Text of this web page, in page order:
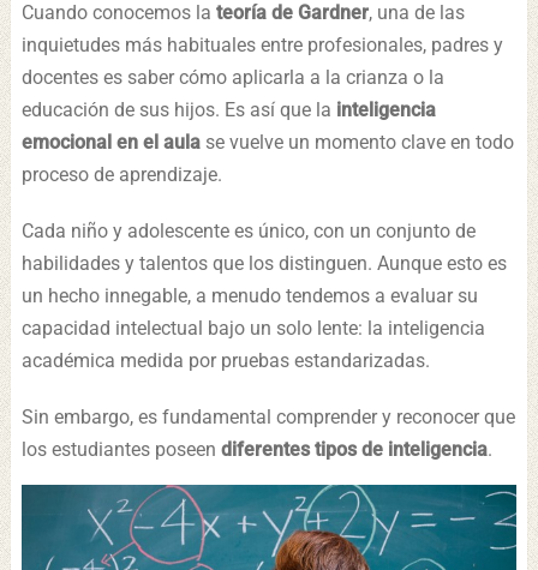
Cuando conocemos la teoría de Gardner, una de las
inquietudes más habituales entre profesionales, padres y
docentes es saber cómo aplicarla a la crianza o la
educación de sus hijos. Es así que la inteligencia
emocional en el aulase vuelve un momento clave en todo
proceso de aprendizaje.
Cada niño y adolescente es único, con un conjunto de
habilidades y talentos que los distinguen. Aunque esto es
un hecho innegable, a menudo tendemos a evaluar su
capacidad intelectual bajo un solo lente: la inteligencia
académica medida por pruebas estandarizadas.
Sin embargo, es fundamental comprender y reconocer que
los estudiantes poseen diferentes tipos de inteligencia.